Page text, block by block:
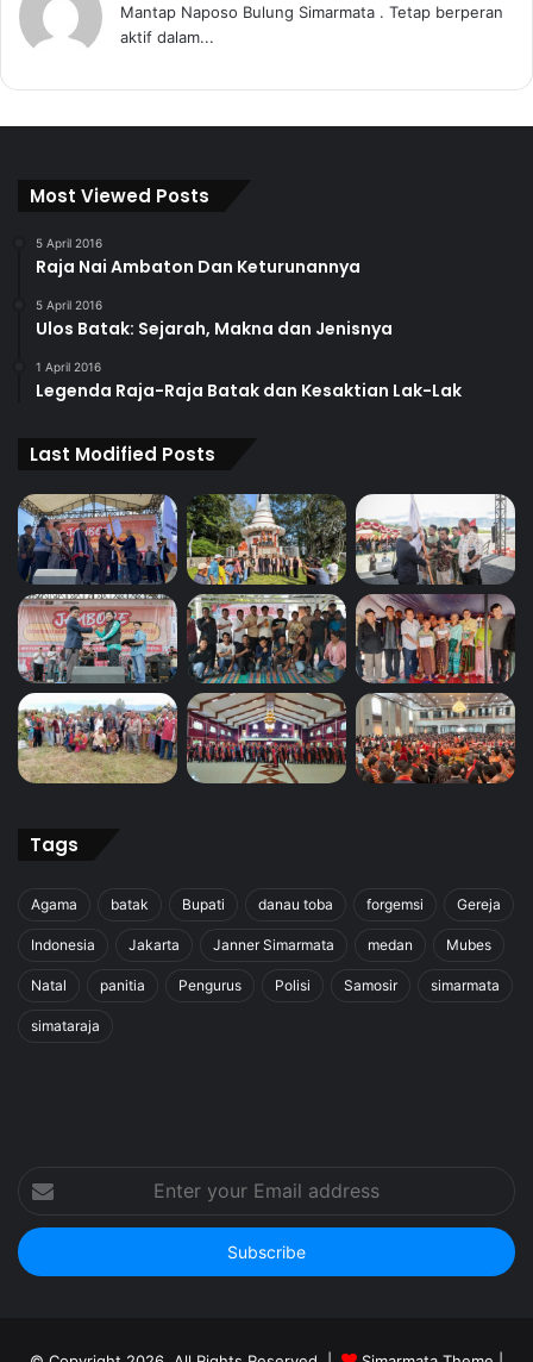
Mantap Naposo Bulung Simarmata . Tetap berperan
aktif dalam...
Most Viewed Posts
5 April 2016
Raja Nai Ambaton Dan Keturunannya
5 April 2016
Ulos Batak: Sejarah, Makna dan Jenisnya
1 April 2016
Legenda Raja-Raja Batak dan Kesaktian Lak-Lak
Last Modified Posts
Tags
Agama batak Bupati danau toba forgemsi Gereja
Indonesia Jakarta Janner Simarmata medan Mubes
Natal panitia Pengurus Polisi Samosir simarmata
simataraja
your
Email
address